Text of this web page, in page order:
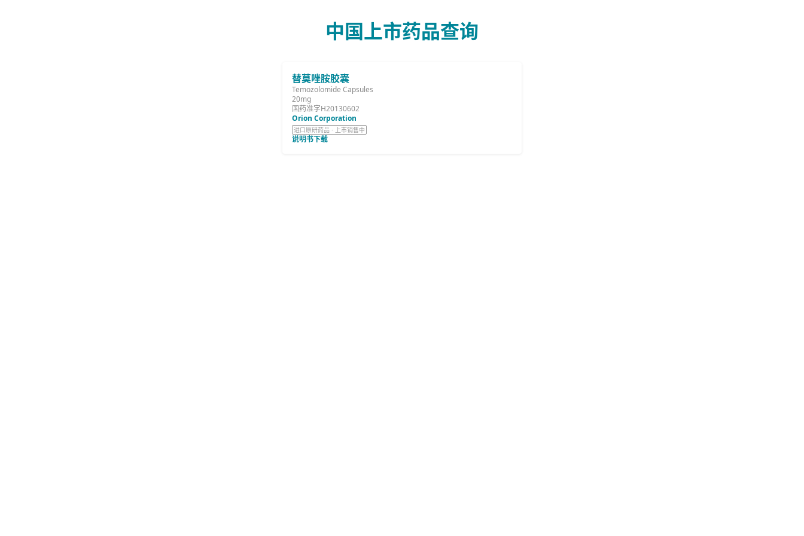
中国上市药品查询
替莫唑胺胶囊
Temozolomide Capsules
20mg
国药准字H20130602
Orion Corporation
进口原研药品 · 上市销售中
说明书下载